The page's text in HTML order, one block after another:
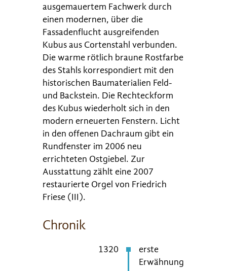
ausgemauertem Fachwerk durch
einen modernen, über die
Fassadenflucht ausgreifenden
Kubus aus Cortenstahl verbunden.
Die warme rötlich braune Rostfarbe
des Stahls korrespondiert mit den
historischen Baumaterialien Feld-
und Backstein. Die Rechteckform
des Kubus wiederholt sich in den
modern erneuerten Fenstern. Licht
in den offenen Dachraum gibt ein
Rundfenster im 2006 neu
errichteten Ostgiebel. Zur
Ausstattung zählt eine 2007
restaurierte Orgel von Friedrich
Friese (III).
Chronik
1320
erste
Erwähnung